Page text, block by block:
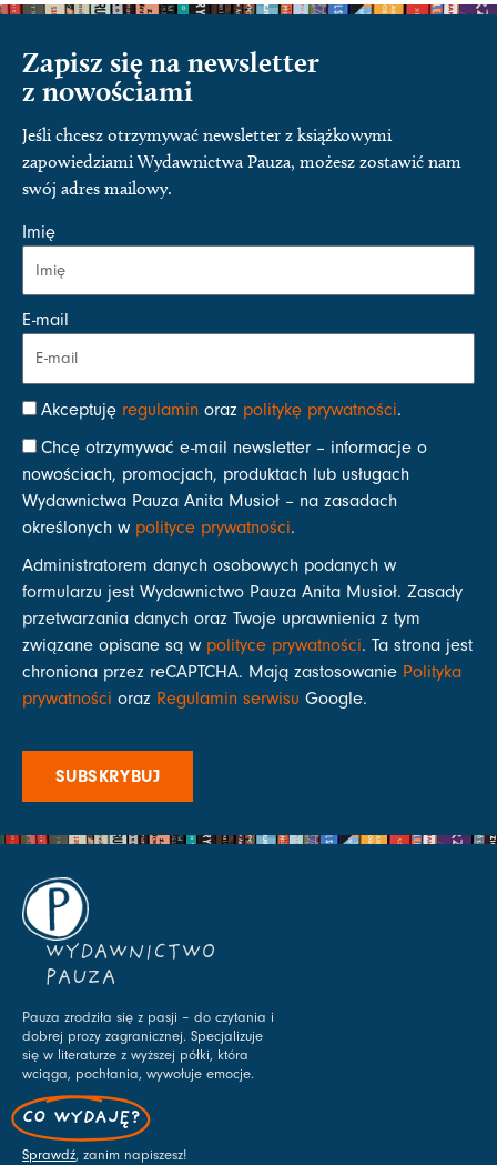
Zapisz się na newsletter
z nowościami
Jeśli chcesz otrzymywać newsletter z książkowymi
zapowiedziami Wydawnictwa Pauza, możesz zostawić nam
swój adres mailowy.
Imię
E-mail
Akceptuję regulamin oraz politykę prywatności.
Chcę otrzymywać e-mail newsletter – informacje o
nowościach, promocjach, produktach lub usługach
Wydawnictwa Pauza Anita Musioł – na zasadach
określonych w polityce prywatności.
Administratorem danych osobowych podanych w
formularzu jest Wydawnictwo Pauza Anita Musioł. Zasady
przetwarzania danych oraz Twoje uprawnienia z tym
związane opisane są w polityce prywatności. Ta strona jest
chroniona przez reCAPTCHA. Mają zastosowanie Polityka
prywatności oraz Regulamin serwisu Google.
SUBSKRYBUJ
WYDAWNICTWO
PAUZA
Pauza zrodziła się z pasji – do czytania i
dobrej prozy zagranicznej. Specjalizuje
się w literaturze z wyższej półki, która
wciąga, pochłania, wywołuje emocje.
CO WYDAJĘ?
Sprawdź, zanim napiszesz!